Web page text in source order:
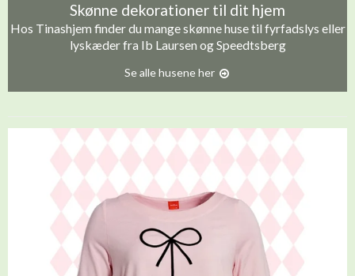
Skønne dekorationer til dit hjem
Hos Tinashjem finder du mange skønne huse til fyrfadslys eller
lyskæder fra Ib Laursen og Speedtsberg
Se alle husene her